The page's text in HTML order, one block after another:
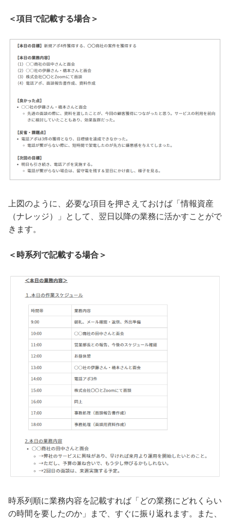
＜項目で記載する場合＞
上図のように、必要な項目を押さえておけば「情報資産
（ナレッジ）」として、翌日以降の業務に活かすことがで
きます。
＜時系列で記載する場合＞
時系列順に業務内容を記載すれば「どの業務にどれくらい
の時間を要したのか」まで、すぐに振り返れます。また、